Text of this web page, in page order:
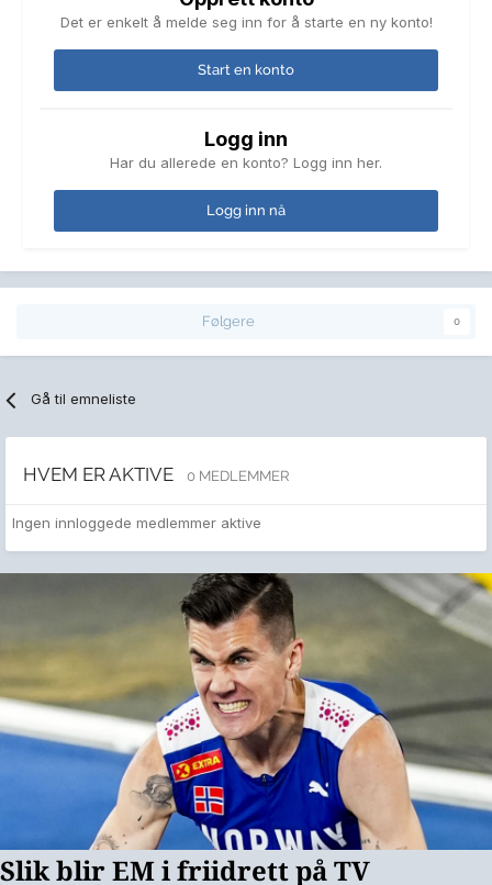
Det er enkelt å melde seg inn for å starte en ny konto!
Start en konto
Logg inn
Har du allerede en konto? Logg inn her.
Logg inn nå
Følgere 0
Gå til emneliste
HVEM ER AKTIVE 0 MEDLEMMER
Ingen innloggede medlemmer aktive